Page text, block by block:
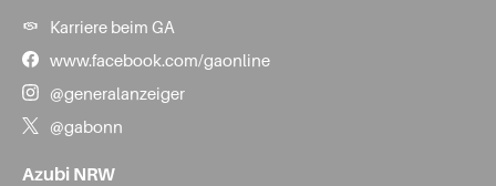
Karriere beim GA
www.facebook.com/gaonline
@generalanzeiger
@gabonn
Azubi NRW